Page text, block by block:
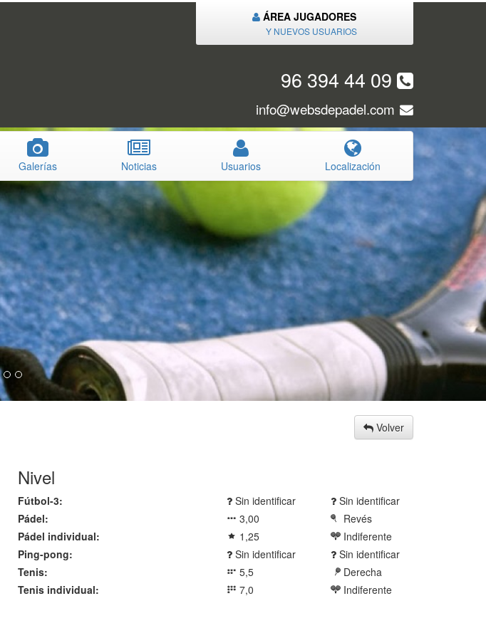
ÁREA JUGADORES
Y NUEVOS USUARIOS
96 394 44 09
info@websdepadel.com
Galerías Noticias Usuarios Localización
Volver
Nivel
Fútbol-3: Sin identificar
Sin identificar
Pádel:
3,00
Revés
Pádel individual:
1,25
Indiferente
Ping-pong:
Sin identificar
Sin identificar
Tenis:
5,5
Derecha
Tenis individual:
7,0 Indiferente